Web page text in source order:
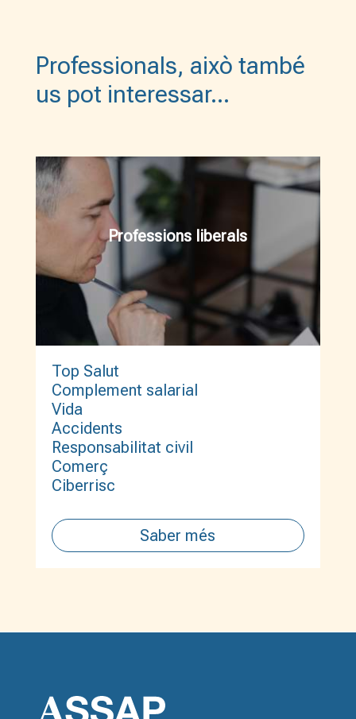
Professionals, això també
us pot interessar…
Professions liberals
Top Salut
Complement salarial
Vida
Accidents
Responsabilitat civil
Comerç
Ciberrisc
Saber més